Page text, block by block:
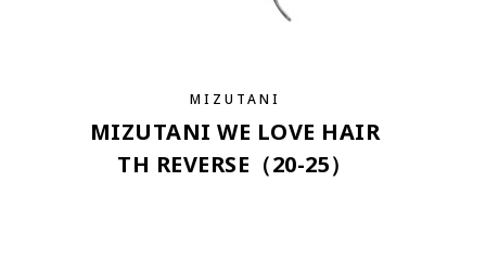
MIZUTANI
MIZUTANI WE LOVE HAIR
TH REVERSE（20-25）